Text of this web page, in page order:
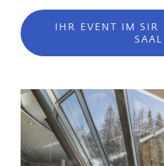
IHR EVENT IM SIR
SAAL